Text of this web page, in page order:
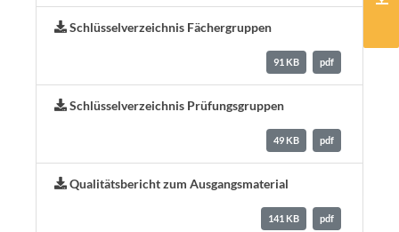
Schlüsselverzeichnis Fächergruppen
91 KB pdf
Schlüsselverzeichnis Prüfungsgruppen
49 KB pdf
Qualitätsbericht zum Ausgangsmaterial
141 KB pdf